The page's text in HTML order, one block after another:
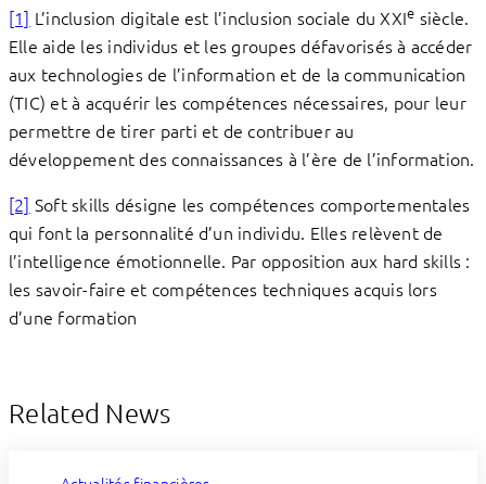
[1] L’inclusion digitale est l’inclusion sociale du XXIe siècle.
Elle aide les individus et les groupes défavorisés à accéder
aux technologies de l’information et de la communication
(TIC) et à acquérir les compétences nécessaires, pour leur
permettre de tirer parti et de contribuer au
développement des connaissances à l’ère de l’information.
[2] Soft skills désigne les compétences comportementales
qui font la personnalité d’un individu. Elles relèvent de
l’intelligence émotionnelle. Par opposition aux hard skills :
les savoir-faire et compétences techniques acquis lors
d’une formation
Related News